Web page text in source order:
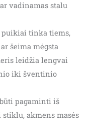
vadinamas stalu
puikiai tinka tiems,
šeima mėgsta
leidžia lengvai
iki šventinio
pagaminti iš
akmens masės